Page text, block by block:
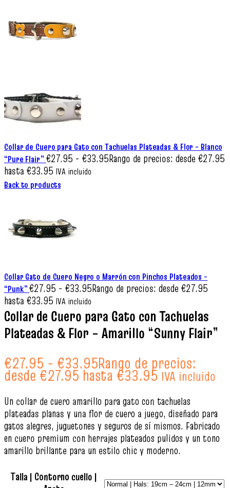
Collar de Cuero para Gato con Tachuelas Plateadas & Flor – Blanco
“Pure Flair” €27.95 - €33.95Rango de precios: desde €27.95
hasta €33.95 IVA incluido
Back to products
Collar Gato de Cuero Negro o Marrón con Pinchos Plateados –
“Punk”€27.95 - €33.95Rango de precios: desde €27.95
hasta €33.95 IVA incluido
Collar de Cuero para Gato con Tachuelas
Plateadas & Flor – Amarillo “Sunny Flair”
€27.95 - €33.95Rango de precios:
desde €27.95 hasta €33.95 IVA incluido
Un collar de cuero amarillo para gato con tachuelas
plateadas planas y una flor de cuero a juego, diseñado para
gatos alegres, juguetones y seguros de sí mismos. Fabricado
en cuero premium con herrajes plateados pulidos y un tono
amarillo brillante para un estilo chic y moderno.
Talla | Contorno cuello |